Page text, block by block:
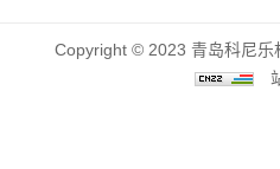
Copyright © 2023 青岛科尼乐